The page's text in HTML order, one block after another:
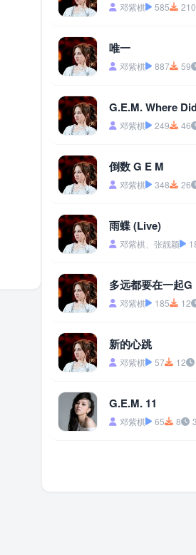
邓紫棋 585 210
唯一
邓紫棋 887 59
G.E.M. Where
邓紫棋 249 46
倒数 G E M
邓紫棋 348 26
雨蝶 (Live)
邓紫棋、张靓颖
多远都要在一起G
邓紫棋 185 12
新的心跳
邓紫棋 57 12
G.E.M. 11
邓紫棋 65 8